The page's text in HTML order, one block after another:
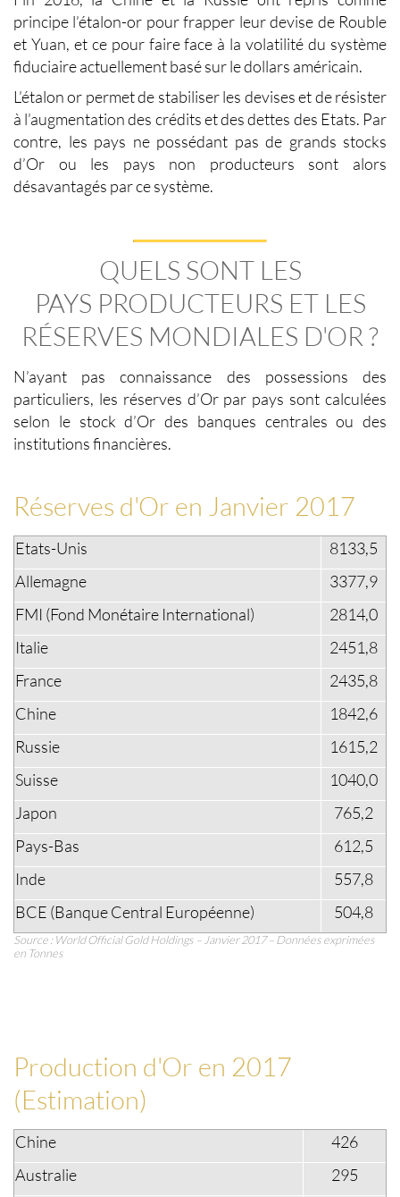
principe l’étalon-or pour frapper leur devise de Rouble
et Yuan, et ce pour faire face à la volatilité du système
fiduciaire actuellement basé sur le dollars américain.
L’étalon or permet de stabiliser les devises et de résister
à l’augmentation des crédits et des dettes des Etats. Par
contre, les pays ne possédant pas de grands stocks
d’Or ou les pays non producteurs sont alors
désavantagés par ce système.
QUELS SONT LES
PAYS PRODUCTEURS ET LES
RÉSERVES MONDIALES D'OR ?
N’ayant pas connaissance des possessions des
particuliers, les réserves d’Orpar pays sont calculées
selon le stock d’Or des banques centrales ou des
institutions financières.
Réserves d'Or en Janvier 2017
Etats-Unis
8133,5
Allemagne
3377,9
FMI (Fond Monétaire International)
2814,0
Italie
2451,8
France
2435,8
Chine
1842,6
Russie
1615,2
Suisse
1040,0
Japon
765,2
Pays-Bas
612,5
Inde
557,8
BCE (Banque Central Européenne)
504,8
Source : World Official Gold Holdings – Janvier 2017 – Données exprimées
en Tonnes
Production d'Or en 2017
(Estimation)
Chine
426
Australie
295